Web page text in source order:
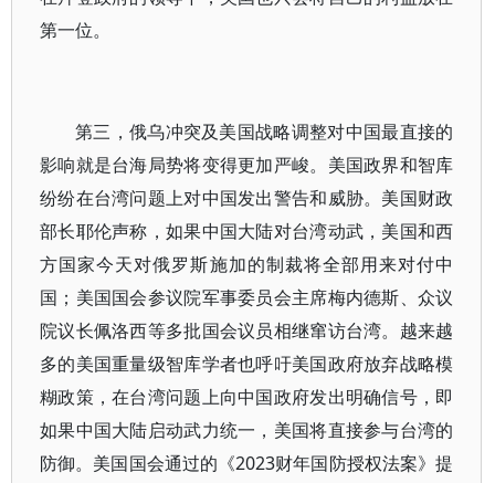
第一位。
第三，俄乌冲突及美国战略调整对中国最直接的
影响就是台海局势将变得更加严峻。美国政界和智库
纷纷在台湾问题上对中国发出警告和威胁。美国财政
部长耶伦声称，如果中国大陆对台湾动武，美国和西
方国家今天对俄罗斯施加的制裁将全部用来对付中
国；美国国会参议院军事委员会主席梅内德斯、众议
院议长佩洛西等多批国会议员相继窜访台湾。越来越
多的美国重量级智库学者也呼吁美国政府放弃战略模
糊政策，在台湾问题上向中国政府发出明确信号，即
如果中国大陆启动武力统一，美国将直接参与台湾的
防御。美国国会通过的《2023财年国防授权法案》提